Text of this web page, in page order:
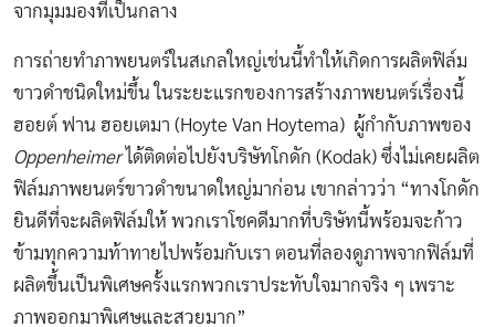
จากมุมมองที่เป็นกลาง
การถ่ายทำภาพยนตร์ในสเกลใหญ่เช่นนี้ทำให้เกิดการผลิตฟิล์ม
ขาวดำชนิดใหม่ขึ้น ในระยะแรกของการสร้างภาพยนตร์เรื่องนี้
ฮอยต์ ฟาน ฮอยเตมา (Hoyte Van Hoytema) ผู้กำกับภาพของ
Oppenheimerได้ติดต่อไปยังบริษัทโกดัก (Kodak) ซึ่งไม่เคยผลิต
ฟิล์มภาพยนตร์ขาวดำขนาดใหญ่มาก่อน เขากล่าวว่า “ทางโกดัก
ยินดีที่จะผลิตฟิล์มให้ พวกเราโชคดีมากที่บริษัทนี้พร้อมจะก้าว
ข้ามทุกความท้าทายไปพร้อมกับเรา ตอนที่ลองดูภาพจากฟิล์มที่
ผลิตขึ้นเป็นพิเศษครั้งแรกพวกเราประทับใจมากจริง ๆ เพราะ
ภาพออกมาพิเศษและสวยมาก”